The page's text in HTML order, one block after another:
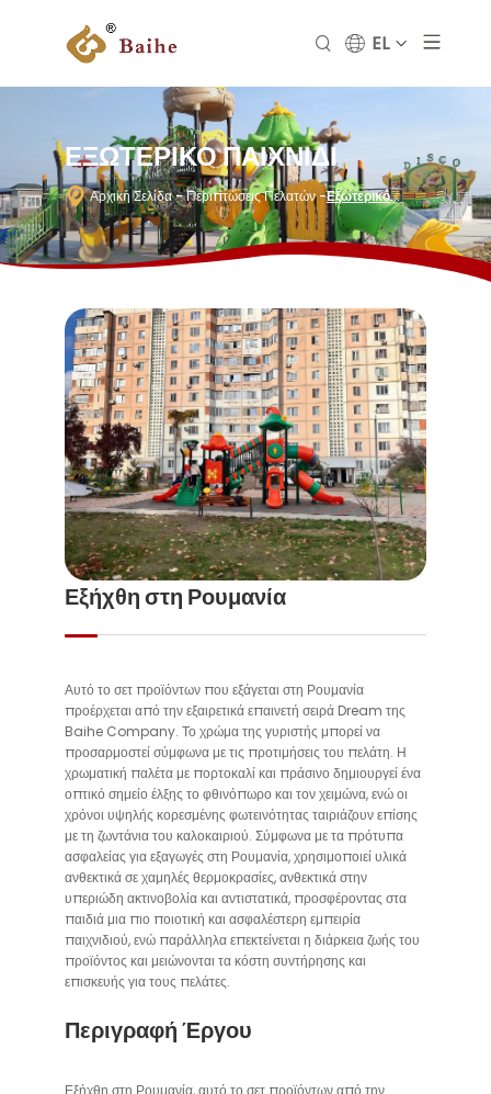
EL
ΕΞΩΤΕΡΙΚΌ ΠΑΙΧΝΊΔΙ
Αρχική Σελίδα- Περιπτώσεις Πελατών -Εξωτερικό
Παιχνίδι
Εξήχθη στη Ρουμανία
Αυτό το σετ προϊόντων που εξάγεται στη Ρουμανία
προέρχεται από την εξαιρετικά επαινετή σειρά Dream της
Baihe Company. Το χρώμα της γυριστής μπορεί να
προσαρμοστεί σύμφωνα με τις προτιμήσεις του πελάτη. Η
χρωματική παλέτα με πορτοκαλί και πράσινο δημιουργεί ένα
οπτικό σημείο έλξης το φθινόπωρο και τον χειμώνα, ενώ οι
χρόνοι υψηλής κορεσμένης φωτεινότητας ταιριάζουν επίσης
με τη ζωντάνια του καλοκαιριού. Σύμφωνα με τα πρότυπα
ασφαλείας για εξαγωγές στη Ρουμανία, χρησιμοποιεί υλικά
ανθεκτικά σε χαμηλές θερμοκρασίες, ανθεκτικά στην
υπεριώδη ακτινοβολία και αντιστατικά, προσφέροντας στα
παιδιά μια πιο ποιοτική και ασφαλέστερη εμπειρία
παιχνιδιού, ενώ παράλληλα επεκτείνεται η διάρκεια ζωής του
προϊόντος και μειώνονται τα κόστη συντήρησης και
επισκευής για τους πελάτες.
Περιγραφή Έργου
Εξήχθη στη Ρουμανία, αυτό το σετ προϊόντων από την